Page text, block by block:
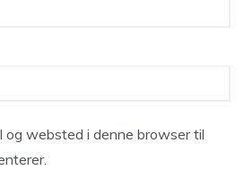
og websted i denne browser til